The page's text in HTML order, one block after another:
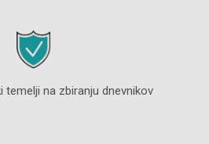
temelji na zbiranju dnevnikov